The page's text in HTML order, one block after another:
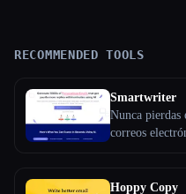
Comparar herramientas
RECOMMENDED TOOLS
Smartwriter
Nunca pierdas
correos
humanos.
Hoppy Copy